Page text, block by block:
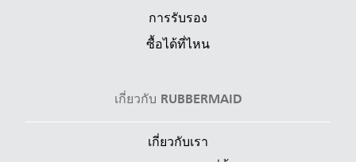
การรับรอง
ซื้อได้ที่ไหน
เกี่ยวกับ RUBBERMAID
เกี่ยวกับเรา